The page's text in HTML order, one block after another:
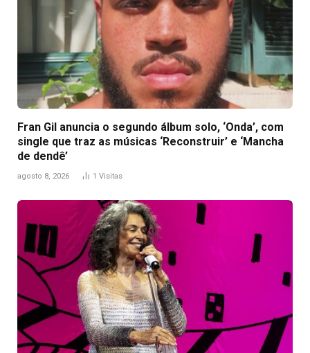
Fran Gil anuncia o segundo álbum solo, ‘Onda’, com
single que traz as músicas ‘Reconstruir’ e ‘Mancha
de dendê’
agosto 8, 2026 1 Visitas